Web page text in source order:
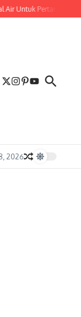
Pertanian, Babinsa
2026